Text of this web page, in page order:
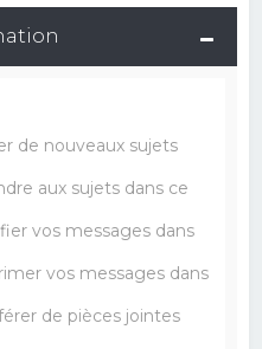
de nouveaux sujets
aux sujets dans ce
vos messages dans
vos messages dans
de pièces jointes